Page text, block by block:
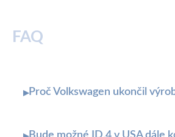
FAQ
▸Proč Volkswagen ukončil